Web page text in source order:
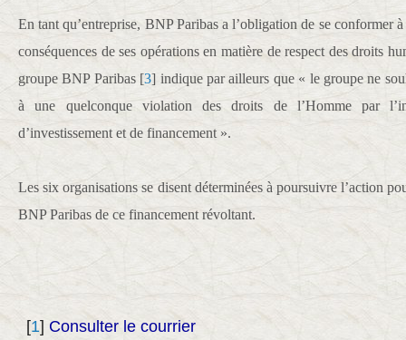
En tant qu’entreprise, BNP Paribas a l’obligation de se conformer
conséquences de ses opérations en matière de respect des droits
groupe BNP Paribas[3] indique par ailleurs que « le groupe ne
à une quelconque violation des droits de l’Homme par
d’investissement et de financement ».
Les six organisations se disent déterminées à poursuivre l’action
BNP Paribas de ce financement révoltant.
[1] Consulter le courrier